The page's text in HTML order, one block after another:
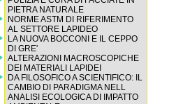
PIETRA NATURALE
NORME ASTM DI RIFERIMENTO
AL SETTORE LAPIDEO
LA NUOVA BOCCONI E IL CEPPO
DI GRE'
ALTERAZIONI MACROSCOPICHE
DEI MATERIALI LAPIDEI
DA FILOSOFICO A SCIENTIFICO: IL
CAMBIO DI PARADIGMA NELL
ANALISI ECOLOGICA DI IMPATTO